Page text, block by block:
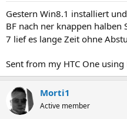
Gestern Win8.1 installiert
BF nach ner knappen
7 lief es lange Zeit ohne
Sent from my HTC One
Morti1
Active member